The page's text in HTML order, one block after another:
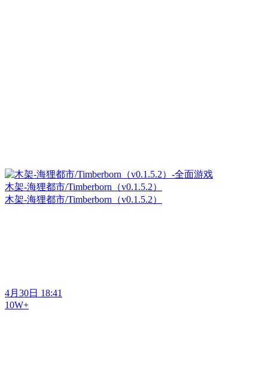
木架-海狸都市/Timberborn（v0.1.5.2）
木架-海狸都市/Timberborn（v0.1.5.2）
4月30日 18:41
10W+